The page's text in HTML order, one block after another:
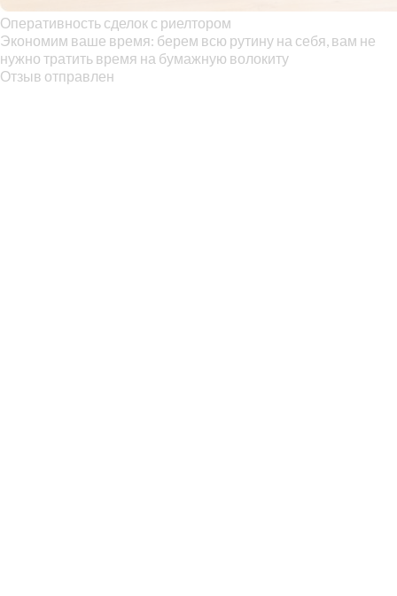
Оперативность сделок с риелтором
Экономим ваше время: берем всю рутину на себя, вам не
нужно тратить время на бумажную волокиту
Отзыв отправлен